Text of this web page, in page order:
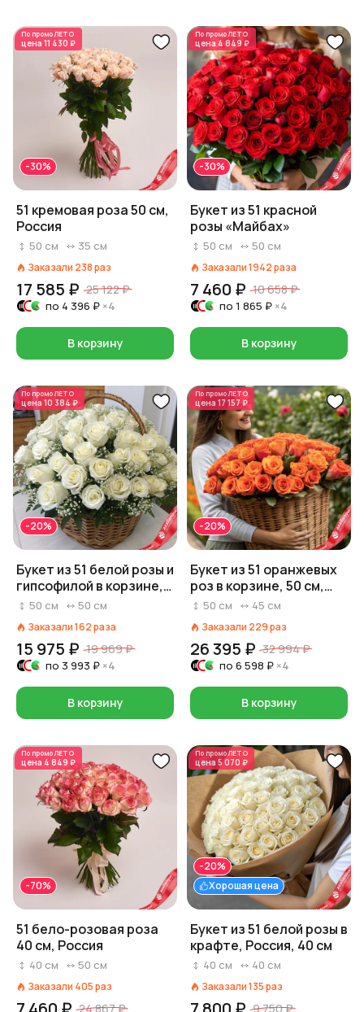
По промоЛЕТО
цена 11 430 ₽
-30%
51 кремовая роза 50 см,
Россия
50 см 35 см
Заказали 238раз
17 585 ₽ 25 122 ₽
по 4 396 ₽ ×4
В корзину
По промоЛЕТО
цена 4 849 ₽
-30%
Букет из 51 красной
розы «Майбах»
50 см 50 см
Заказали1942раза
7 460 ₽ 10 658 ₽
по 1 865 ₽ ×4
В корзину
По промоЛЕТО
цена 10 384 ₽
-20%
Букет из 51 белой розы и
гипсофилой в корзине,
Россия, 50 см
50 см 50 см
Заказали162раза
15 975 ₽ 19 969 ₽
по 3 993 ₽ ×4
В корзину
По промоЛЕТО
цена 17 157 ₽
-20%
Букет из 51 оранжевых
роз в корзине, 50 см,
Россия
50 см 45 см
Заказали 229раз
26 395 ₽ 32 994 ₽
по 6 598 ₽ ×4
В корзину
По промоЛЕТО
цена 4 849 ₽
-70%
51 бело-розовая роза
40 см, Россия
40 см 50 см
Заказали 405раз
24 867 ₽
По промоЛЕТО
цена 5 070 ₽
Хорошая цена
-20%
Букет из 51 белой розы в
крафте, Россия, 40 см
40 см 40 см
Заказали135раз
9 750 ₽